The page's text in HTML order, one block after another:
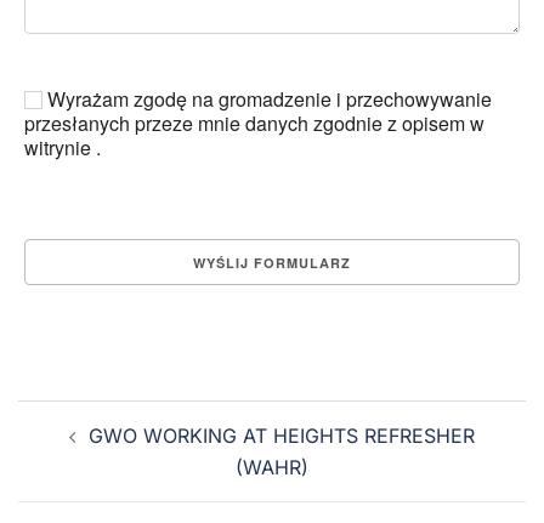
Wyrażam zgodę na gromadzenie i przechowywanie
przesłanych przeze mnie danych zgodnie z opisem w
witrynie .
GWO WORKING AT HEIGHTS REFRESHER
(WAHR)